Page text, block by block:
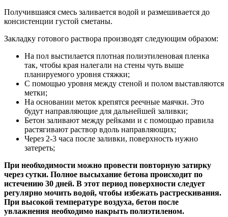
Получившаяся смесь заливается водой и размешивается до
консистенции густой сметаны.
Закладку готового раствора производят следующим образом:
На пол выстилается плотная полиэтиленовая пленка
так, чтобы края налегали на стены чуть выше
планируемого уровня стяжки;
С помощью уровня между стеной и полом выставляются
метки;
На основании меток крепятся реечные маячки. Это
будут направляющие для дальнейшей заливки;
Бетон заливают между рейками и с помощью правила
растягивают раствор вдоль направляющих;
Через 2-3 часа после заливки, поверхность нужно
затереть;
При необходимости можно провести повторную затирку
через сутки. Полное высыхание бетона происходит по
истечению 30 дней. В этот период поверхности следует
регулярно мочить водой, чтобы избежать растрескивания.
При высокой температуре воздуха, бетон после
увлажнения необходимо накрыть полиэтиленом.